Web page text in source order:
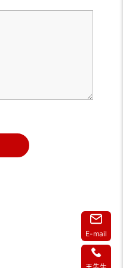
E-mail